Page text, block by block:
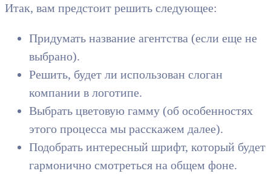
Итак, вам предстоит решить следующее:
Придумать название агентства (если еще не
выбрано).
Решить, будет ли использован слоган
компании в логотипе.
Выбрать цветовую гамму (об особенностях
этого процесса мы расскажем далее).
Подобрать интересный шрифт, который будет
гармонично смотреться на общем фоне.